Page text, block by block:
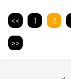
<< 1 2
>>